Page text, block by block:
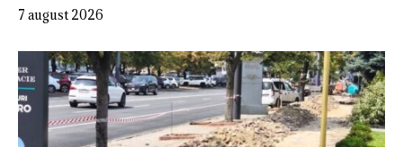
7 august 2026